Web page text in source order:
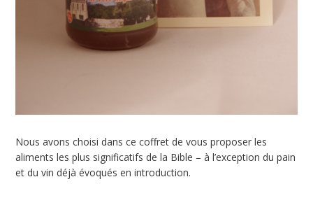
Nous avons choisi dans ce coffret de vous proposer les
aliments les plus significatifs de la Bible – à l’exception du pain
et du vin déjà évoqués en introduction.